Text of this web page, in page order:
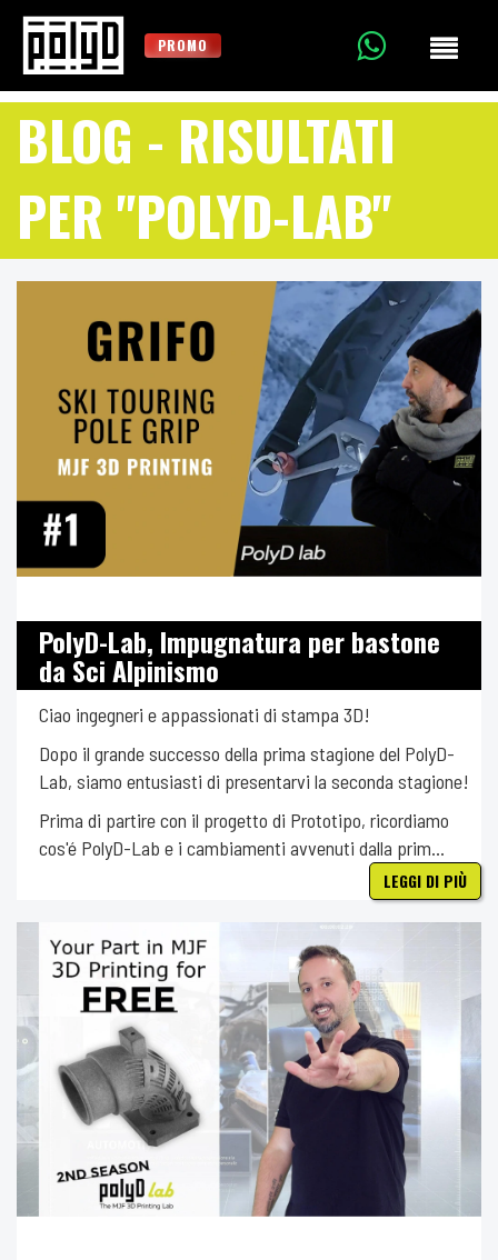
PROMO
BLOG - RISULTATI
PER "POLYD-LAB"
PolyD-Lab, Impugnatura per bastone
da Sci Alpinismo
Ciao ingegneri e appassionati di stampa 3D!
Dopo il grande successo della prima stagione del PolyD-
Lab, siamo entusiasti di presentarvi la seconda stagione!
Prima di partire con il progetto di Prototipo, ricordiamo
cos'é PolyD-Lab e i cambiamenti avvenuti dalla prim...
LEGGI DI PIÙ